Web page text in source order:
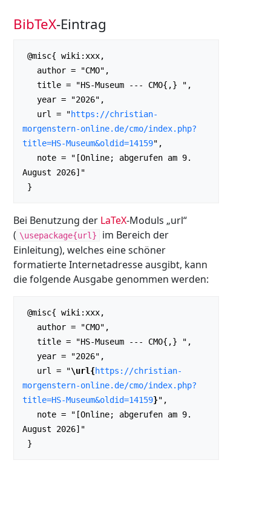
BibTeX-Eintrag
   url = "
https://christian-
morgenstern-online.de/cmo/index.php?
title=HS-Museum&oldid=14159",
August 2026]"
Bei Benutzung der LaTeX-Moduls „url“
( \usepackage{url}
im Bereich der
Einleitung), welches eine schöner
formatierte Internetadresse ausgibt, kann
die folgende Ausgabe genommen werden:
   url = "
\url{https://christian-
morgenstern-online.de/cmo/index.php?
title=HS-Museum&oldid=14159}",
August 2026]"